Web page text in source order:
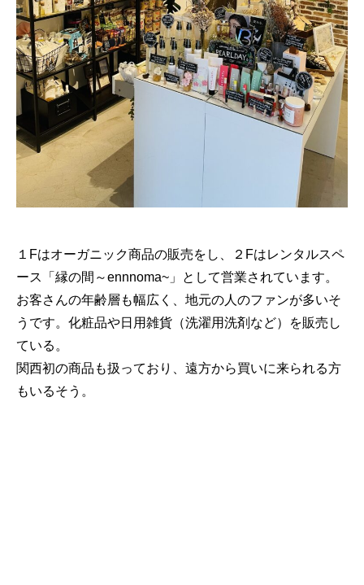
１Fはオーガニック商品の販売をし、２Fはレンタルスペ
ース「縁の間～ennnoma~」として営業されています。
お客さんの年齢層も幅広く、地元の人のファンが多いそ
うです。化粧品や日用雑貨（洗濯用洗剤など）を販売し
ている。
関西初の商品も扱っており、遠方から買いに来られる方
もいるそう。